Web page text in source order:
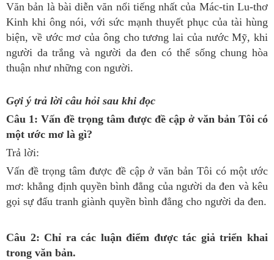
Văn bản là bài diễn văn nổi tiếng nhất của Mác-tin Lu-thơ
Kinh khi ông nói, với sức mạnh thuyết phục của tài hùng
biện, về ước mơ của ông cho tương lai của nước Mỹ, khi
người da trắng và người da đen có thể sống chung hòa
thuận như những con người.
Gợi ý trả lời câu hỏi sau khi đọc
Câu 1: Vấn đề trọng tâm được đề cập ở văn bản Tôi có
một ước mơ là gì?
Trả lời:
Vấn đề trọng tâm được đề cập ở văn bản Tôi có một ước
mơ: khẳng định quyền bình đẳng của người da đen và kêu
gọi sự đấu tranh giành quyền bình đẳng cho người da đen.
Câu 2: Chỉ ra các luận điểm được tác giả triển khai
trong văn bản.